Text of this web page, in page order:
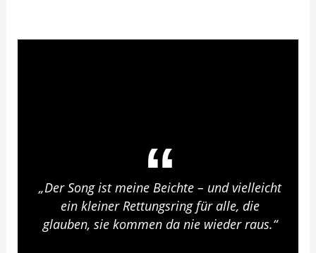
„Der Song ist meine Beichte – und vielleicht
ein kleiner Rettungsring für alle, die
glauben, sie kommen da nie wieder raus.“